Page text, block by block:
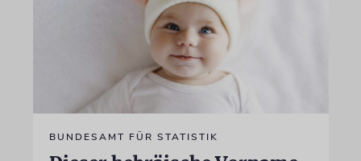
BUNDESAMT FÜR STATISTIK